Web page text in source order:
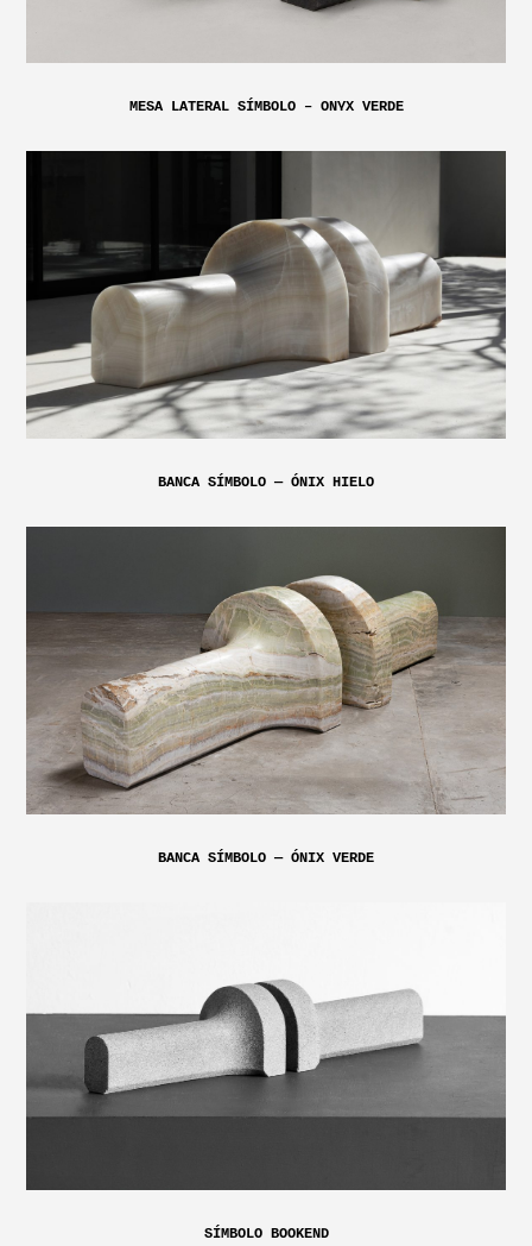
MESA LATERAL SÍMBOLO – ONYX VERDE
BANCA SÍMBOLO — ÓNIX HIELO
BANCA SÍMBOLO — ÓNIX VERDE
SÍMBOLO BOOKEND